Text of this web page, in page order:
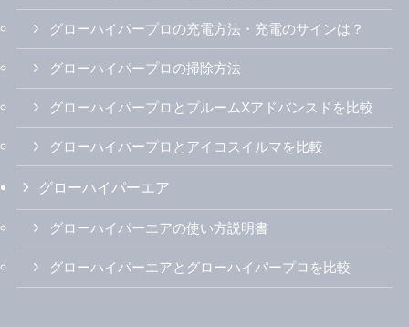
グローハイパープロの充電方法・充電のサインは？
グローハイパープロの掃除方法
グローハイパープロとプルームXアドバンスドを比較
グローハイパープロとアイコスイルマを比較
グローハイパーエア
グローハイパーエアの使い方説明書
グローハイパーエアとグローハイパープロを比較